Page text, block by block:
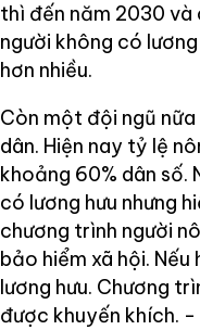
thì đến năm 2030 và
người không có
hơn nhiều.
Còn một đội ngũ
dân. Hiện nay tỷ lệ
khoảng 60% dân số.
có lương hưu nhưng
chương trình người
bảo hiểm xã hội.
lương hưu. Chương
được khuyến khích. -